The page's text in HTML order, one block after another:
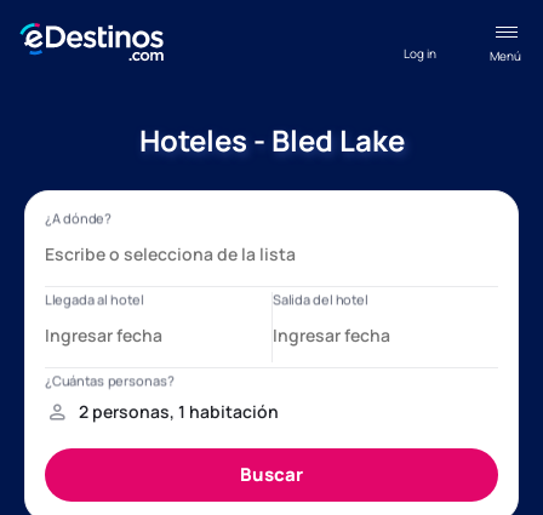
Menú
Log in
Hoteles - Bled Lake